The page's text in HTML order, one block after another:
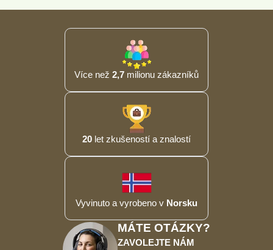
Více než 2,7 milionu zákazníků
20 let zkušeností a znalostí
Vyvinuto a vyrobeno v Norsku
MÁTE OTÁZKY?
ZAVOLEJTE NÁM